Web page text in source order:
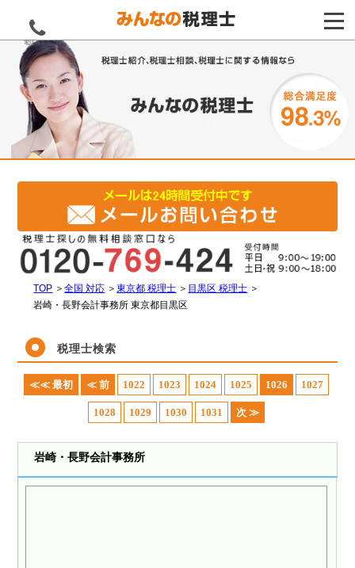
電話をする
TOP ＞全国 対応 ＞東京都 税理士 ＞ 目黒区 税理士 ＞
岩崎・長野会計事務所 東京都目黒区
税理士検索
≪≪ 最初 ≪ 前 1022 1023 1024 1025 1026 1027
1028 1029 1030 1031 次 ≫
岩崎・長野会計事務所